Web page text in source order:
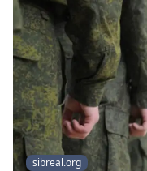
sibreal.org